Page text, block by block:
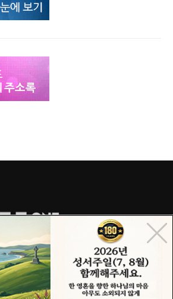
ONECHURCH ALL RIGHTS RESERVED.